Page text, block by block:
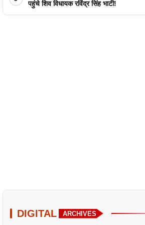
पहुंचे शिव विधायक रविंद्र सिंह भाटी!
DIGITAL ARCHIVES